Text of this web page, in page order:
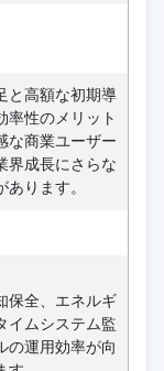
と高額な初期導
率性のメリット
な商業ユーザー
界成長にさらな
ります。
保全、エネルギ
イムシステム監
の運用効率が向